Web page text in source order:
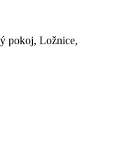
pokoj, Ložnice,